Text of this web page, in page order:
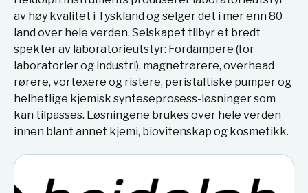
av høy kvalitet i Tyskland og selger det i mer enn 80
land over hele verden. Selskapet tilbyr et bredt
spekter av laboratorieutstyr: Fordampere (for
laboratorier og industri), magnetrørere, overhead
rørere, vortexere og ristere, peristaltiske pumper og
helhetlige kjemisk synteseprosess-løsninger som
kan tilpasses. Løsningene brukes over hele verden
innen blant annet kjemi, biovitenskap og kosmetikk.